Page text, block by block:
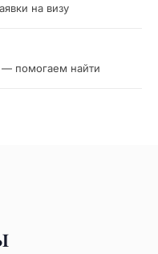
на визу
помогаем найти